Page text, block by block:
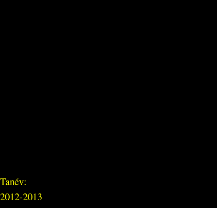
Tanév:
2012-2013